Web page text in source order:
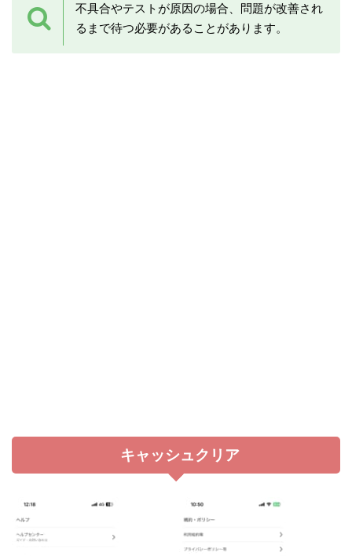
不具合やテストが原因の場合、問題が改善され
るまで待つ必要があることがあります。
キャッシュクリア